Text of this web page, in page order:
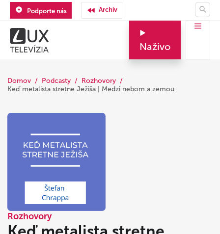
Podporte nás Archív
Naživo
Domov Podcasty
Rozhovory
Keď metalista stretne Ježiša | Medzi nebom a zemou
Rozhovory